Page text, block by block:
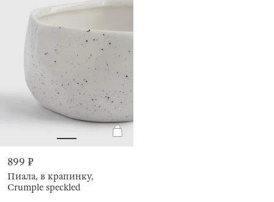
899 ₽
Пиала, в крапинку,
Crumple speckled